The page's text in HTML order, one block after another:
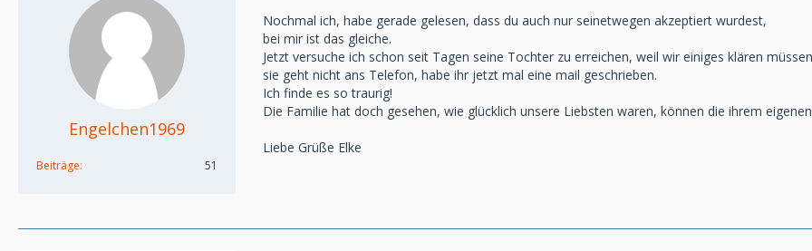
Engelchen1969
Beiträge 51
Nochmal ich, habe gerade gelesen, dass du auch nur seinetwegen akzeptiert wurdest,
bei mir ist das gleiche.
Jetzt versuche ich schon seit Tagen seine Tochter zu erreichen, weil wir einiges klären
sie geht nicht ans Telefon, habe ihr jetzt mal eine mail geschrieben.
Ich finde es so traurig!
Die Familie hat doch gesehen, wie glücklich unsere Liebsten waren, können die ihrem
Liebe Grüße Elke